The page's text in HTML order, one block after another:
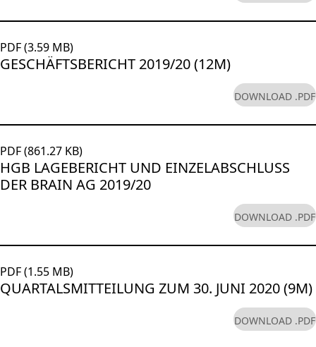
PDF (3.59 MB)
GESCHÄFTSBERICHT 2019/20 (12M)
DOWNLOAD .PDF
PDF (861.27 KB)
HGB LAGEBERICHT UND EINZELABSCHLUSS
DER BRAIN AG 2019/20
DOWNLOAD .PDF
PDF (1.55 MB)
QUARTALSMITTEILUNG ZUM 30. JUNI 2020 (9M)
DOWNLOAD .PDF